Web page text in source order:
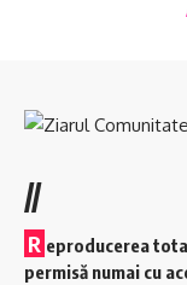
//
R eproducerea
permisă numai cu